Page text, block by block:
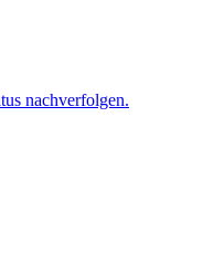
nachverfolgen.